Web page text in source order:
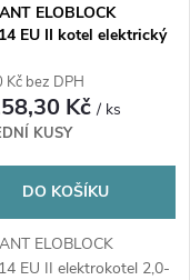
ELOBLOCK
EU II kotel elektrický
Kč bez DPH
Kč/ ks
KUSY
DO KOŠÍKU
ELOBLOCK
EU II elektrokotel 2,0-